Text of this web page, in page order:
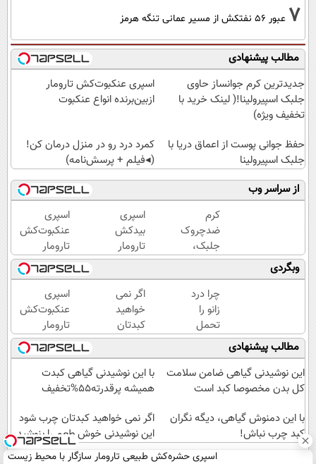
7 عبور ۵۶ نفتکش از مسیر عمانی تنگه هرمز
مطالب پیشنهادی
جدیدترین کرم جوانساز حاوی
جلبک اسپیرولینا!( لینک خرید با
تخفیف ویژه)
اسپری عنکبوت‌‌کش تارومار
ازبین‌برنده انواع عنکبوت
حفظ جوانی پوست از اعماق دریا با
جلبک اسپیرولینا
کمرد درد رو در منزل درمان کن!
(◂فیلم + پرسش‌نامه)
از سراسر وب
کرم
ضدچروک
جلبک،
جوانسازی
طبیعی
پوست
شما40%تخفیف
اسپری
بیدکش
تارومار
با
اثرفوری
،
محافظ
لباس
در
مقابل
بید
اسپری
عنکبوت‌‌کش
تارومار
ازبین‌برنده
انواع
عنکبوت
وبگردی
چرا درد
زانو را
تحمل
می‌کنی؟
خیلی
ساده
درمنزل
کن
اگر نمی
خواهید
کبدتان
چرب
شود این
نوشیدنی
خوش
بنوشید
اسپری
عنکبوت‌‌کش
تارومار
ازبین‌برنده
انواع
عنکبوت
مطالب پیشنهادی
این نوشیدنی گیاهی ضامن سلامت
کل بدن مخصوصا کبد است
با این نوشیدنی گیاهی کبدت
همیشه پرقدرته55%تخفیف
با این دمنوش گیاهی، دیگه نگران
کبد چرب نباش!
اگر نمی خواهید کبدتان چرب شود
این نوشیدنی خوش طعم را بنوشید
اسپری حشره‌کش طبیعی تارومار سازگار با محیط زیست